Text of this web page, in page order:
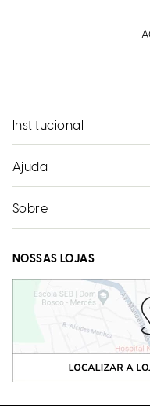
Institucional
Ajuda
Sobre
NOSSAS LOJAS